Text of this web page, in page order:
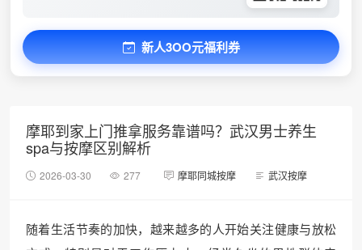
新人3OO元福利券
摩耶到家上门推拿服务靠谱吗？武汉男士养生
spa与按摩区别解析
2026-03-30 277 摩耶同城按摩 武汉按摩
随着生活节奏的加快，越来越多的人开始关注健康与放松